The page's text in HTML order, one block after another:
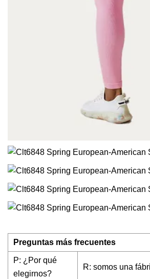
Preguntas más frecuentes
P: ¿Por qué
elegirnos?
R: somos una